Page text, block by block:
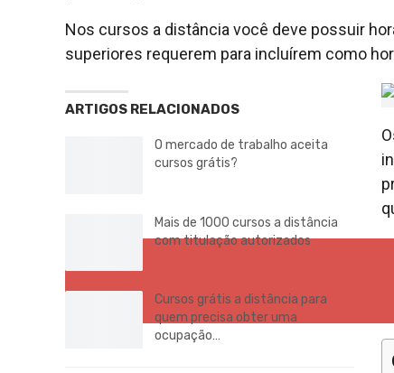
Nos cursos a distância você deve possuir
superiores requerem para incluírem como
ARTIGOS RELACIONADOS
O mercado de trabalho aceita
cursos grátis?
Mais de 1000 cursos a distância
com titulação autorizados
Cursos grátis a distância para
quem precisa obter uma
ocupação…